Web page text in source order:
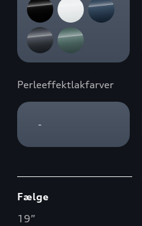
Perleeffektlakfarver
-
Fælge
19”